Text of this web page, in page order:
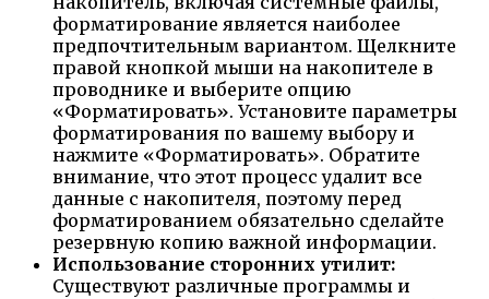
форматирование является наиболее
предпочтительным вариантом. Щелкните
правой кнопкой мыши на накопителе в
проводнике и выберите опцию
«Форматировать». Установите параметры
форматирования по вашему выбору и
нажмите «Форматировать». Обратите
внимание, что этот процесс удалит все
данные с накопителя, поэтому перед
форматированием обязательно сделайте
резервную копию важной информации.
Использование сторонних утилит:
Существуют различные программы и